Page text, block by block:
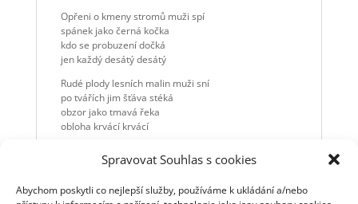
Spravovat Souhlas s cookies
Abychom poskytli co nejlepší služby, používáme k ukládání a/nebo
Opřeni o kmeny stromů muži spí
spánek jako černá kočka
kdo se probuzení dočká
jen každý desátý desátý
Rudé plody lesních malin muži sní
po tvářích jim šťáva stéká
obzor jako tmavá řeka
obloha krvácí krvácí
v katedrálách lesních samot
zvony zní nad hlavou nad hlavou